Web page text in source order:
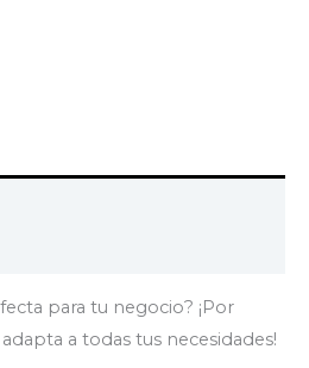
para tu negocio? ¡Por
adapta a todas tus necesidades!